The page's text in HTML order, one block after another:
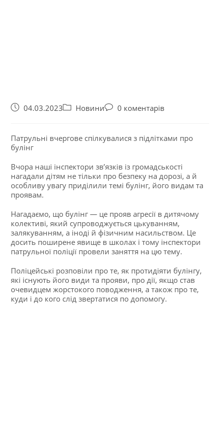
04.03.2023 Новини 0 коментарів
Патрульні вчергове спілкувалися з підлітками про
булінг
Вчора наші інспектори зв’язків із громадськості
нагадали дітям не тільки про безпеку на дорозі, а й
особливу увагу приділили темі булінг, його видам та
проявам.
Нагадаємо, що булінг — це прояв агресії в дитячому
колективі, який супроводжується цькуванням,
залякуванням, а іноді й фізичним насильством. Це
досить поширене явище в школах і тому інспектори
патрульної поліції провели заняття на цю тему.
Поліцейські розповіли про те, як протидіяти булінгу,
які існують його види та прояви, про дії, якщо став
очевидцем жорстокого поводження, а також про те,
куди і до кого слід звертатися по допомогу.